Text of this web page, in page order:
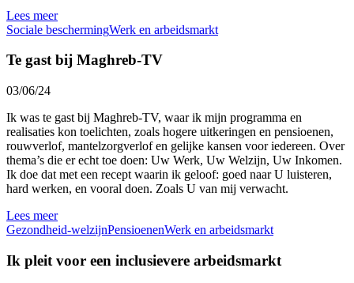
Lees meer
Sociale beschermingWerk en arbeidsmarkt
Te gast bij Maghreb-TV
03/06/24
Ik was te gast bij Maghreb-TV, waar ik mijn programma en
realisaties kon toelichten, zoals hogere uitkeringen en pensioenen,
rouwverlof, mantelzorgverlof en gelijke kansen voor iedereen. Over
thema’s die er echt toe doen: Uw Werk, Uw Welzijn, Uw Inkomen.
Ik doe dat met een recept waarin ik geloof: goed naar U luisteren,
hard werken, en vooral doen. Zoals U van mij verwacht.
Lees meer
Gezondheid-welzijnPensioenenWerk en arbeidsmarkt
Ik pleit voor een inclusievere arbeidsmarkt